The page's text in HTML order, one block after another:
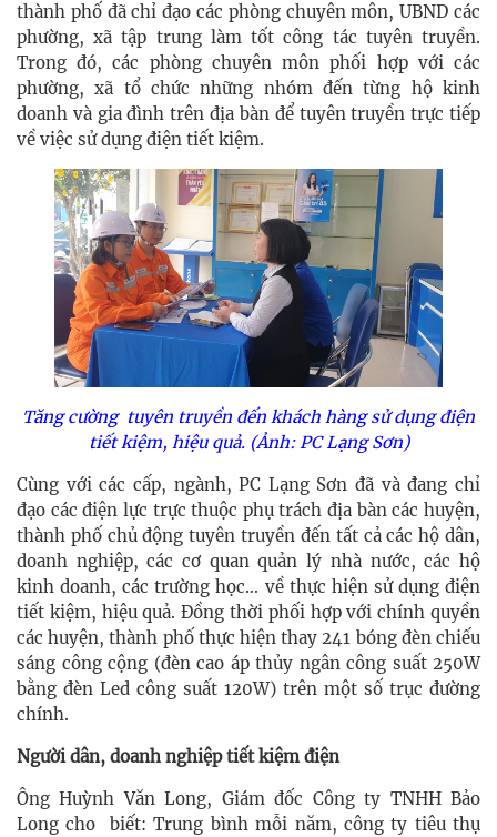
thành phố đã chỉ đạo các phòng chuyên môn, UBND các
phường, xã tập trung làm tốt công tác tuyên truyền.
Trong đó, các phòng chuyên môn phối hợp với các
phường, xã tổ chức những nhóm đến từng hộ kinh
doanh và gia đình trên địa bàn để tuyên truyền trực tiếp
về việc sử dụng điện tiết kiệm.
Tăng cường tuyên truyền đến khách hàng sử dụng điện
tiết kiệm, hiệu quả. (Ảnh: PC Lạng Sơn)
Cùng với các cấp, ngành, PC Lạng Sơn đã và đang chỉ
đạo các điện lực trực thuộc phụ trách địa bàn các huyện,
thành phố chủ động tuyên truyền đến tất cả các hộ dân,
doanh nghiệp, các cơ quan quản lý nhà nước, các hộ
kinh doanh, các trường học… về thực hiện sử dụng điện
tiết kiệm, hiệu quả. Đồng thời phối hợp với chính quyền
các huyện, thành phố thực hiện thay 241 bóng đèn chiếu
sáng công cộng (đèn cao áp thủy ngân công suất 250W
bằng đèn Led công suất 120W) trên một số trục đường
chính.
Người dân, doanh nghiệp tiết kiệm điện
Ông Huỳnh Văn Long, Giám đốc Công ty TNHH Bảo
Long cho biết: Trung bình mỗi năm, công ty tiêu thụ